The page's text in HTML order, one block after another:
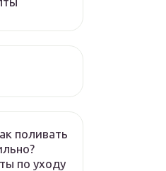
поливать
по уходу